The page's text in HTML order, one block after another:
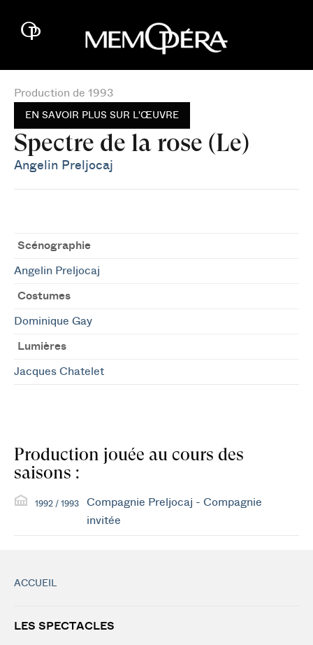
Production de 1993
EN SAVOIR PLUS SUR L'ŒUVRE
Spectre de la rose (Le)
Angelin Preljocaj
Scénographie
Angelin Preljocaj
Costumes
Dominique Gay
Lumières
Jacques Chatelet
Production jouée au cours des
saisons :
1992 / 1993
Compagnie Preljocaj - Compagnie
invitée
ACCUEIL
LES SPECTACLES